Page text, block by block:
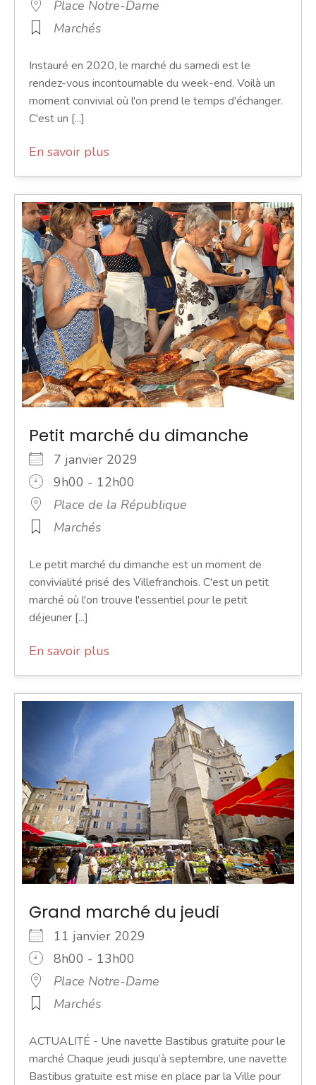
Place Notre-Dame
Marchés
Instauré en 2020, le marché du samedi est le
rendez-vous incontournable du week-end. Voilà un
moment convivial où l'on prend le temps d'échanger.
C'est un [...]
En savoir plus
Petit marché du dimanche
7 janvier 2029
9h00 - 12h00
Place de la République
Marchés
Le petit marché du dimanche est un moment de
convivialité prisé des Villefranchois. C'est un petit
marché où l'on trouve l'essentiel pour le petit
déjeuner [...]
En savoir plus
Grand marché du jeudi
11 janvier 2029
8h00 - 13h00
Place Notre-Dame
Marchés
ACTUALITÉ - Une navette Bastibus gratuite pour le
marché Chaque jeudi jusqu’à septembre, une navette
Bastibus gratuite est mise en place par la Ville pour